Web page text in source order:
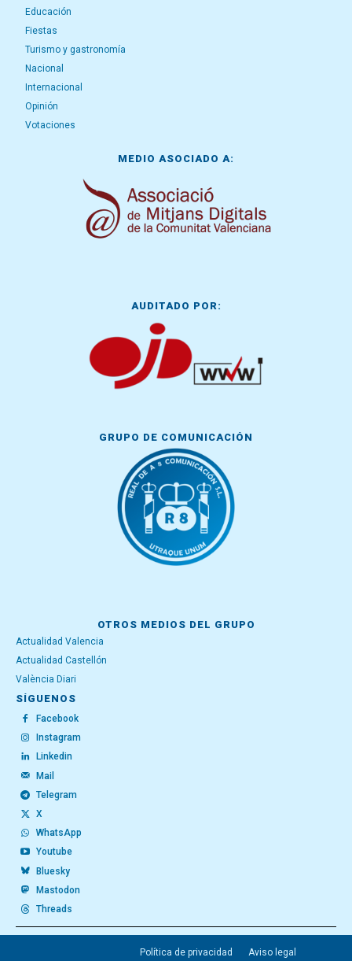
Educación
Fiestas
Turismo y gastronomía
Nacional
Internacional
Opinión
Votaciones
MEDIO ASOCIADO A:
AUDITADO POR:
GRUPO DE COMUNICACIÓN
OTROS MEDIOS DEL GRUPO
Actualidad Valencia
Actualidad Castellón
València Diari
SÍGUENOS
Facebook
Instagram
Linkedin
Mail
Telegram
X
WhatsApp
Youtube
Bluesky
Mastodon
Threads
Política de privacidad Aviso legal